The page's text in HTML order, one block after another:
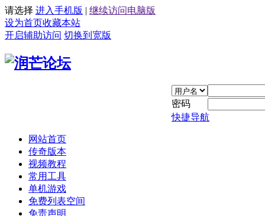
请选择 进入手机版 | 继续访问电脑版
设为首页收藏本站
开启辅助访问 切换到宽版
密码
快捷导航
网站首页
传奇版本
视频教程
常用工具
单机游戏
免费列表空间
免责声明